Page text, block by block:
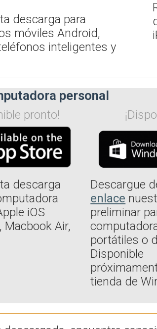
descarga para
móviles Android,
inteligentes y
personal
pronto!
descarga
iOS
Macbook Air,
Descargue
enlace
preliminar
portátiles o
Disponible
tienda de